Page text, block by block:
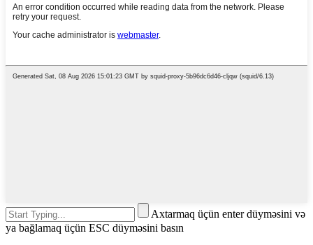
Axtarmaq üçün enter düyməsini və
ya bağlamaq üçün ESC düyməsini basın